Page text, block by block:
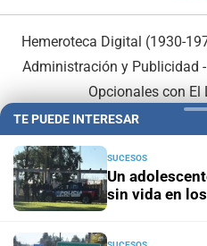
Hemeroteca Digital (1930-
Administración y Publicidad -
Opcionales con El
TE PUEDE INTERESAR
SUCESOS
Un
sin vida en